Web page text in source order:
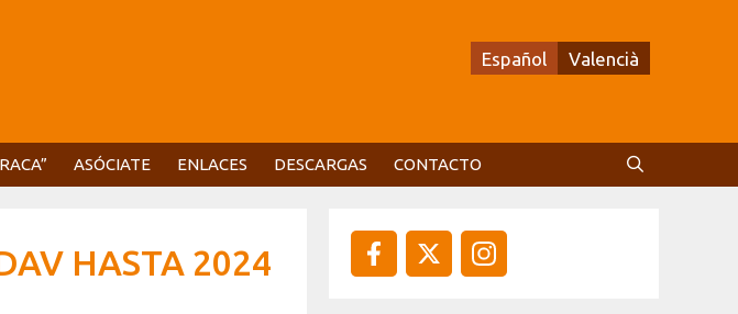
Español Valencià
ASÓCIATE ENLACES DESCARGAS CONTACTO
HASTA 2024